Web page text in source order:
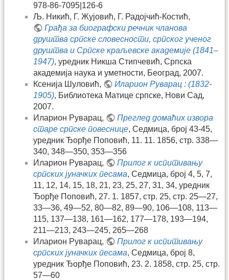
978-86-7095|126-6
Љ. Никић, Г. Жујовић, Г. Радојчић-Костић,
Грађа за биографски речник чланова
друштва српске словесности, српског ученог
друштва и Српске краљевске академије (1841–
1947), уредник Никша Стипчевић, Српска
академија наука и уметности, Београд, 2007.
Ксенија Шуловић,
Иларион Руварац : (1832-
1905), Библиотека Матице српске, Нови Сад,
2007.
Иларион Руварац,
Преглед домаћих извора
старе српске повеснице, Седмица, број 43-45,
уредник Ђорђе Поповић, 11. 11. 1856, стр. 338—
340, 348—350, 353—356
Иларион Руварац,
Прилог к испитивању
српских јуначких песама, Седмица, број 4, 5, 7,
11, 12, 14, 15, 18, 21, 23, 25, 27, 31, 34, уредник
Ђорђе Поповић, 27. 1. 1857, стр. 25, стр. 25—27,
33—36, 49—52, 80—82, 89—90, 106—108, 113—
115, 137—138, 161—162, 177—178, 193—194,
211—213, 243—245, 265—268
Иларион Руварац,
Прилог к испитивању
српских јуначких песама, Седмица, број 8,
уредник Ђорђе Поповић, 23. 2. 1858, стр. 25, стр.
57—60